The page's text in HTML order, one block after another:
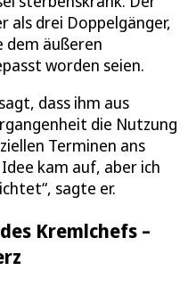
als drei Doppelgänger,
dem äußeren
worden seien.
dass ihm aus
die Nutzung
Terminen ans
kam auf, aber ich
sagte er.
Kremlchefs –